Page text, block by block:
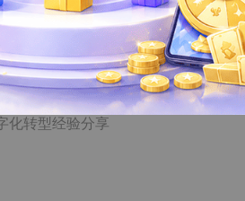
化转型经验分享